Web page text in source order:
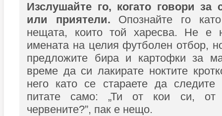
Изслушайте го, когато говори за
или приятели. Опознайте го
нещата, които той харесва. Не е
имената на целия футболен отбор,
предложите бира и картофки за
време да си лакирате ноктите
него като се стараете да
питате само: „Ти от кои си,
червените?”, пак е нещо.